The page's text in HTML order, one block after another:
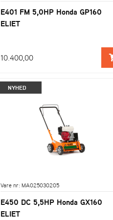
E401 FM 5,0HP Honda GP160
ELIET
10.400,00
NYHED
Vare nr: MA025030205
E450 DC 5,5HP Honda GX160
ELIET